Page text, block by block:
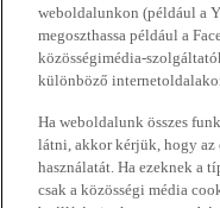
weboldalunkon (például a
megoszthassa például a
közösségimédia-
különböző
Ha weboldalunk összes
látni, akkor kérjük, hogy az
használatát. Ha ezeknek a
csak a közösségi média